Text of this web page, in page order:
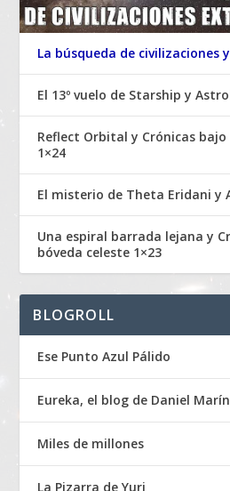
La búsqueda de civilizaciones
El 13º vuelo de Starship y
Reflect Orbital y Crónicas
1×24
El misterio de Theta Eridani y
Una espiral barrada lejana y
bóveda celeste 1×23
BLOGROLL
Ese Punto Azul Pálido
Eureka, el blog de Daniel Marín
Miles de millones
La Pizarra de Yuri